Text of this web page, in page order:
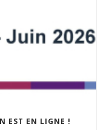
EST EN LIGNE !